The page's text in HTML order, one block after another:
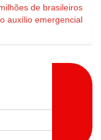
de brasileiros
auxílio emergencial